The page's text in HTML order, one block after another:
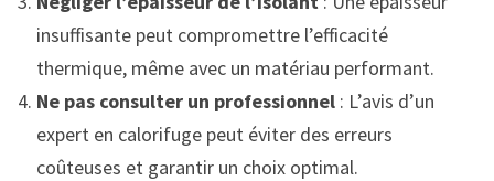
insuffisante peut compromettre l’efficacité
thermique, même avec un matériau performant.
Ne pas consulter un professionnel : L’avis d’un
expert en calorifuge peut éviter des erreurs
coûteuses et garantir un choix optimal.